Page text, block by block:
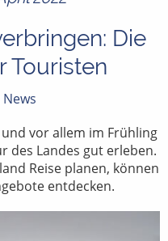
Die
Touristen
News
vor allem im Frühling
des Landes gut erleben.
Reise planen, können
entdecken.